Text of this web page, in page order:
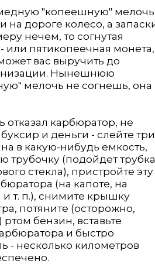
"копеешную"
на дороге колесо, а
нечем, то согнутая
или пятикопеечная монета,
вас выручить до
Нынешнюю
мелочь не согнешь, она
отказал карбюратор, не
и деньги - слейте
в какую-нибудь емкость,
трубочку (подойдет трубка
стекла), пристройте эту
(на капоте, на
т. п.), снимите крышку
потяните (осторожно,
ртом бензин, вставьте
и быстро
- несколько километров